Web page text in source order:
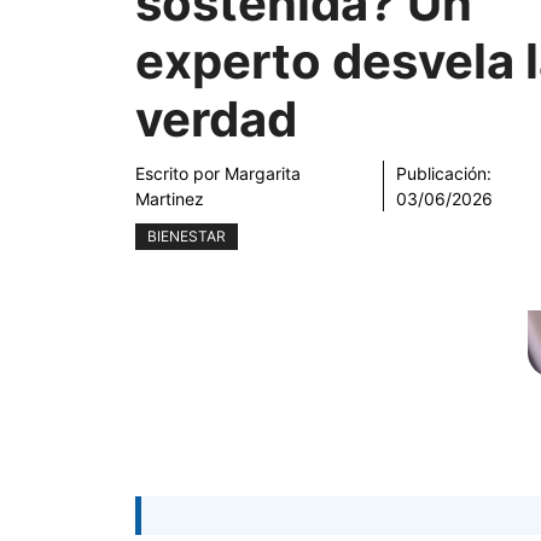
experto desvela
verdad
Escrito por Margarita
Martinez
Publicación:
03/06/2026
BIENESTAR